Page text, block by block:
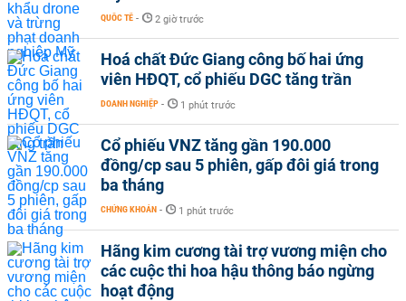
QUỐC TẾ - 2 giờ trước
Hoá chất Đức Giang công bố hai ứng
viên HĐQT, cổ phiếu DGC tăng trần
DOANH NGHIỆP - 1 phút trước
Cổ phiếu VNZ tăng gần 190.000
đồng/cp sau 5 phiên, gấp đôi giá trong
ba tháng
CHỨNG KHOÁN - 1 phút trước
Hãng kim cương tài trợ vương miện cho
các cuộc thi hoa hậu thông báo ngừng
hoạt động